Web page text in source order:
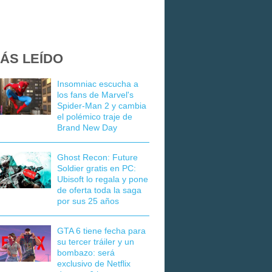
LEÍDO
Insomniac escucha a
los fans de Marvel's
Spider-Man 2 y cambia
el polémico traje de
Brand New Day
Ghost Recon: Future
Soldier gratis en PC:
Ubisoft lo regala y pone
de oferta toda la saga
por sus 25 años
GTA 6 tiene fecha para
su tercer tráiler y un
bombazo: será
exclusivo de Netflix